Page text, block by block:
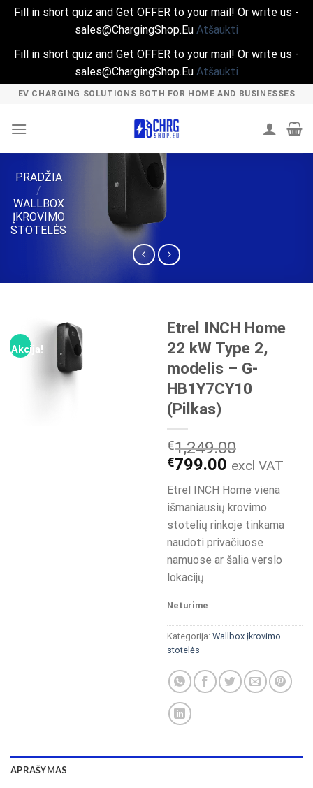
Fill in short quiz and Get OFFER to your mail! Or write us -
sales@ChargingShop.Eu Atšaukti
Fill in short quiz and Get OFFER to your mail! Or write us -
sales@ChargingShop.Eu Atšaukti
Skip
content
EV CHARGING SOLUTIONS BOTH FOR HOME AND BUSINESSES
PRADŽIA
/
WALLBOX
ĮKROVIMO
STOTELĖS
Akcija!
Etrel INCH Home
22 kW Type 2,
modelis – G-
HB1Y7CY10
(Pilkas)
€1,249.00
Original
price
was:
€1,249.00.
€799.00 Current
price
is:
€799.00.
excl VAT
Etrel INCH Home viena
išmaniausių krovimo
stotelių rinkoje tinkama
naudoti privačiuose
namuose ar šalia verslo
lokacijų.
Neturime
Kategorija: Wallbox įkrovimo
stotelės
APRAŠYMAS